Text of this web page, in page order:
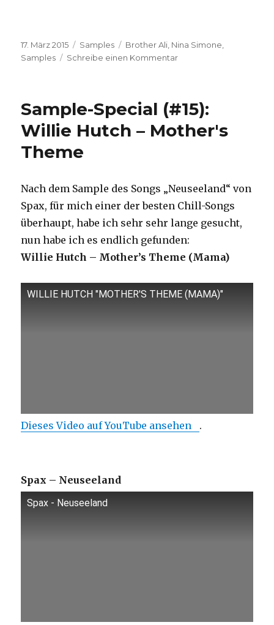
Veröffentlicht
am
17. März 2015 Kategorien
Samples Schlagwörter
Brother Ali, Nina Simone,
Samples
Schreibe einen Kommentarzu
Brother
–
Sample-Special (#15):
Willie Hutch – Mother's
Theme
Nach dem Sample des Songs „Neuseeland“ von
Spax, für mich einer der besten Chill-Songs
überhaupt, habe ich sehr sehr lange gesucht,
nun habe ich es endlich gefunden:
Willie Hutch – Mother’s Theme (Mama)
WILLIE HUTCH "MOTHER'S THEME (MAMA)"
Dieses Video auf YouTube ansehen .
Spax – Neuseeland
Spax - Neuseeland